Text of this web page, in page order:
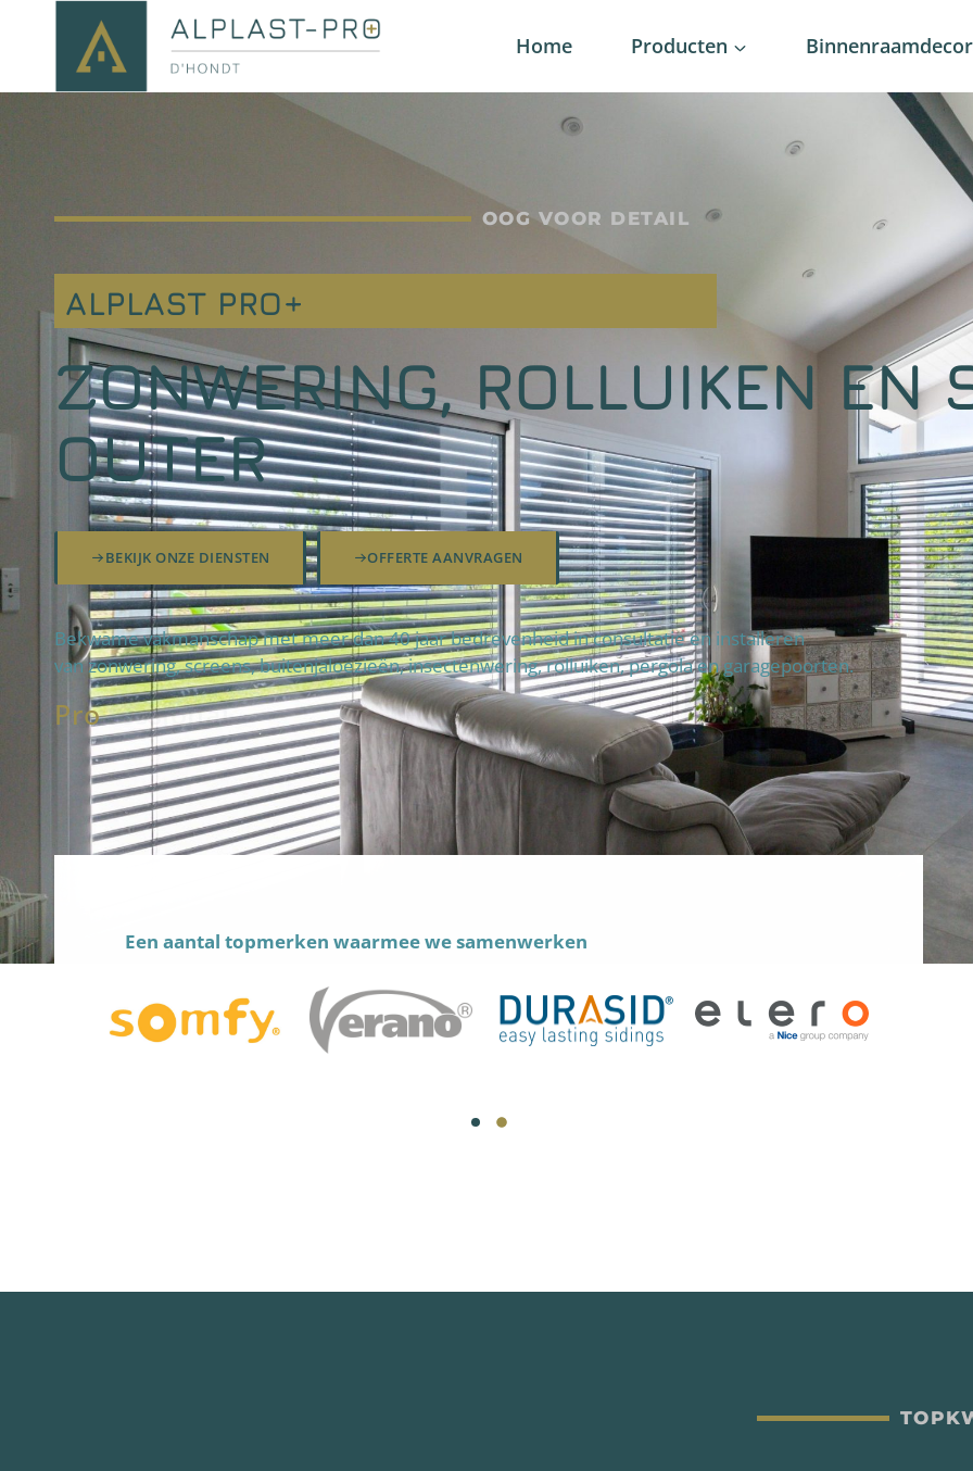
Home Producten
OOG VOOR DETAIL
ALPLAST PRO+
ZONWERING, ROLLUIKEN EN
OUTER
BEKIJK ONZE DIENSTEN OFFERTE AANVRAGEN
Bekwame vakmanschap met meer dan 40 jaar bedrevenheid in consultatie en installeren
van zonwering, screens, buitenjaloezieën, insectenwering, rolluiken, pergola en garagepoorten.
Profteam
Een aantal topmerken waarmee we samenwerken